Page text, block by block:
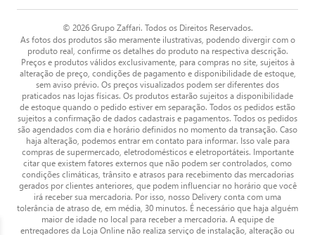
© 2026 Grupo Zaffari. Todos os Direitos Reservados.
As fotos dos produtos são meramente ilustrativas, podendo divergir com o
produto real, confirme os detalhes do produto na respectiva descrição.
Preços e produtos válidos exclusivamente, para compras no site, sujeitos à
alteração de preço, condições de pagamento e disponibilidade de estoque,
sem aviso prévio. Os preços visualizados podem ser diferentes dos
praticados nas lojas físicas. Os produtos estarão sujeitos a disponibilidade
de estoque quando o pedido estiver em separação. Todos os pedidos estão
sujeitos a confirmação de dados cadastrais e pagamentos. Todos os pedidos
são agendados com dia e horário definidos no momento da transação. Caso
haja alteração, podemos entrar em contato para informar. Isso vale para
compras de supermercado, eletrodomésticos e eletroportáteis. Importante
citar que existem fatores externos que não podem ser controlados, como
condições climáticas, trânsito e atrasos para recebimento das mercadorias
gerados por clientes anteriores, que podem influenciar no horário que você
irá receber sua mercadoria. Por isso, nosso Delivery conta com uma
tolerância de atraso de, em média, 30 minutos. É necessário que haja alguém
maior de idade no local para receber a mercadoria. A equipe de
entregadores da Loja Online não realiza serviço de instalação, alteração ou